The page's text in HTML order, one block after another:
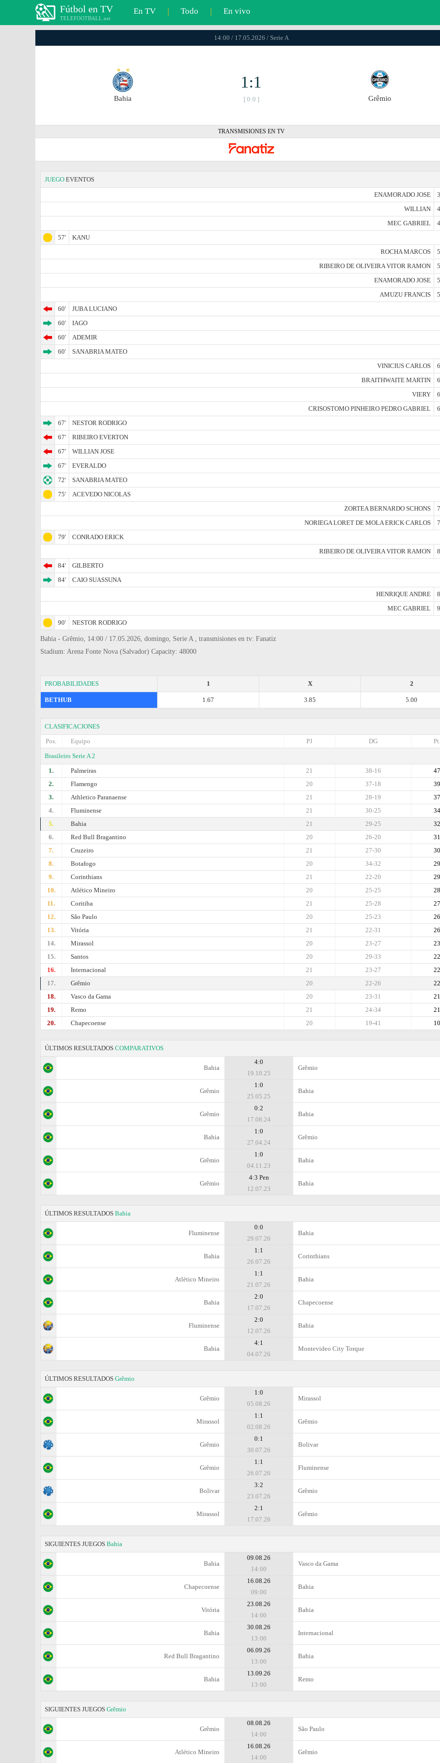
Fútbol en TV
TELEFOOTBALL.net
En TV | Todo | En vivo
14:00 / 17.05.2026 / Serie A
Bahia
1:1
[ 0:0 ] Grêmio
TRANSMISIONES EN TV
JUEGO EVENTOS
ENAMORADO JOSE
WILLIAN
MEC GABRIEL
57'
KANU
ROCHA MARCOS
RIBEIRO DE OLIVEIRA VITOR RAMON
ENAMORADO JOSE
AMUZU FRANCIS
60'
JUBA LUCIANO
60'
IAGO
60'
ADEMIR
60'
SANABRIA MATEO
VINICIUS CARLOS
BRAITHWAITE MARTIN
VIERY
CRISOSTOMO PINHEIRO PEDRO GABRIEL
67'
NESTOR RODRIGO
67'
RIBEIRO EVERTON
67'
WILLIAN JOSE
67'
EVERALDO
72'
SANABRIA MATEO
75'
ACEVEDO NICOLAS
ZORTEA BERNARDO SCHONS
NORIEGA LORET DE MOLA ERICK CARLOS
79'
CONRADO ERICK
RIBEIRO DE OLIVEIRA VITOR RAMON
84'
GILBERTO
84'
CAIO SUASSUNA
HENRIQUE ANDRE
MEC GABRIEL
90'
NESTOR RODRIGO
Bahia - Grêmio, 14:00 / 17.05.2026, domingo, Serie A , transmisiones en tv: Fanatiz
Stadium: Arena Fonte Nova (Salvador) Capacity: 48000
PROBABILIDADES 2
X
1
BETHUB 5.00
3.85
1.67
CLASIFICACIONES
Pos.
Equipo Pt.
DG
PJ
Brasileiro Serie A 2
1.
Palmeiras 47
38-16
21
2.
Flamengo 39
37-18
20
3.
Athletico Paranaense 37
28-19
21
4.
Fluminense 34
30-25
21
5.
Bahia 32
29-25
21
6.
Red Bull Bragantino 31
26-20
20
7.
Cruzeiro 30
27-30
21
8.
Botafogo 29
34-32
20
9.
Corinthians 29
22-20
21
10.
Atlético Mineiro 28
25-25
20
11.
Coritiba 27
25-28
21
12.
São Paulo 26
25-23
20
13.
Vitória 26
22-31
21
14.
Mirassol 23
23-27
20
15.
Santos 22
29-33
20
16.
Internacional 22
23-27
21
17.
Grêmio 22
22-26
20
18.
Vasco da Gama 21
23-31
20
19.
Remo 21
24-34
21
20.
Chapecoense 10
19-41
20
ÚLTIMOS RESULTADOS COMPARATIVOS
Bahia
4:0
19.10.25
Grêmio
Grêmio
1:0
25.05.25
Bahia
Grêmio
0:2
17.08.24
Bahia
Bahia
1:0
27.04.24
Grêmio
Grêmio
1:0
04.11.23
Bahia
Grêmio
4:3 Pen
12.07.23
Bahia
ÚLTIMOS RESULTADOS Bahia
Fluminense
0:0
29.07.26
Bahia
Bahia
1:1
26.07.26
Corinthians
Atlético Mineiro
1:1
21.07.26
Bahia
Bahia
2:0
17.07.26
Chapecoense
Fluminense
2:0
12.07.26
Bahia
Bahia
4:1
04.07.26
Montevideo City Torque
ÚLTIMOS RESULTADOS Grêmio
Grêmio
1:0
05.08.26
Mirassol
Mirassol
1:1
02.08.26
Grêmio
Grêmio
0:1
30.07.26
Bolivar
Grêmio
1:1
26.07.26
Fluminense
Bolivar
3:2
23.07.26
Grêmio
Mirassol
2:1
17.07.26
Grêmio
SIGUIENTES JUEGOS Bahia
Bahia
09.08.26
14:00
Vasco da Gama
Chapecoense
16.08.26
09:00
Bahia
Vitória
23.08.26
14:00
Bahia
Bahia
30.08.26
13:00
Internacional
Red Bull Bragantino
06.09.26
13:00
Bahia
Bahia
13.09.26
13:00
Remo
SIGUIENTES JUEGOS Grêmio
Grêmio
08.08.26
14:00
São Paulo
Atlético Mineiro
16.08.26
14:00
Grêmio